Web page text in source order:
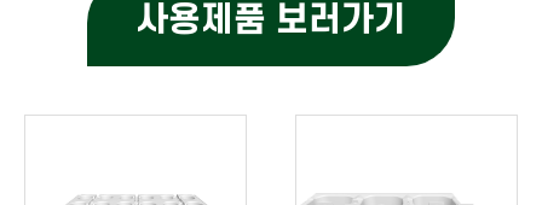
사용제품 보러가기